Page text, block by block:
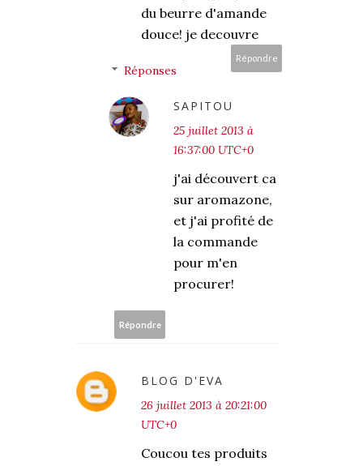
du beurre d'amande
douce! je decouvre
Répondre
Réponses
SAPITOU
25 juillet 2013 à
16:37:00 UTC+0
j'ai découvert ca
sur aromazone,
et j'ai profité de
la commande
pour m'en
procurer!
Répondre
BLOG D'EVA
26 juillet 2013 à 20:21:00
UTC+0
Coucou tes produits